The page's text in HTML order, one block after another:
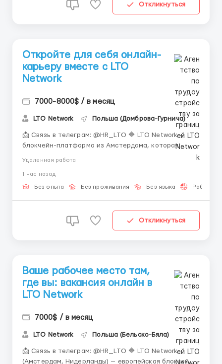
Откликнуться
Откройте для себя онлайн-
карьеру вместе с LTO
Network
7000-8000$ / в месяц
LTO Network Польша (Домброва-Гурнича)
📩 Связь в телеграм: @HR_LTO 🔷 LTO Network —
блокчейн-платформа из Амстердама, которая
создаёт решения для бизнеса и государственных
документооборот и развивает технологии
децентрализованной идентификации. 📚 Мы
Удаленная работа
1 час назад
Без опыта Без проживания Без языка Работа
Откликнуться
Ваше рабочее место там,
где вы: вакансия онлайн в
LTO Network
7000$ / в месяц
LTO Network Польша (Бельско-Бяла)
📩 Связь в телеграм: @HR_LTO 🔷 LTO Network
(Амстердам, Нидерланды) — европейская блокчейн-